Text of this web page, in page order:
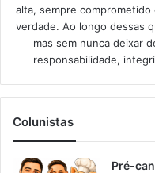
alta, sempre
verdade. Ao longo dessas
mas sem nunca deixar
responsabilidade,
Colunistas
Pré-